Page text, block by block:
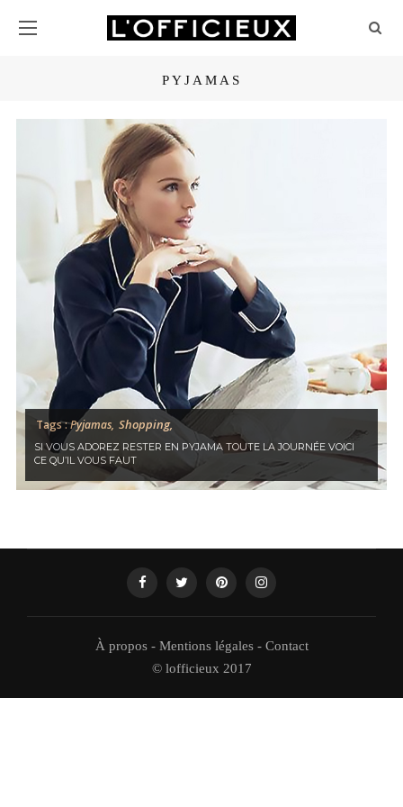
PYJAMAS
Tags :Pyjamas, Shopping,
SI VOUS ADOREZ RESTER EN PYJAMA TOUTE LA JOURNÉE VOICI
CE QU’IL VOUS FAUT
À propos- Mentions légales- Contact
© lofficieux 2017